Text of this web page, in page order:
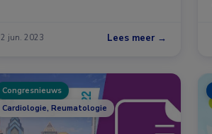
2 jun. 2023 Lees meer →
Congresnieuws
Cardiologie, Reumatologie